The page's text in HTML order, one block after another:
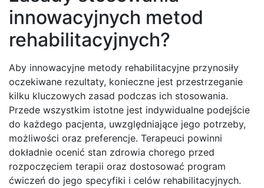
innowacyjnych metod
rehabilitacyjnych?
Aby innowacyjne metody rehabilitacyjne przynosiły
oczekiwane rezultaty, konieczne jest przestrzeganie
kilku kluczowych zasad podczas ich stosowania.
Przede wszystkim istotne jest indywidualne podejście
do każdego pacjenta, uwzględniające jego potrzeby,
możliwości oraz preferencje. Terapeuci powinni
dokładnie ocenić stan zdrowia chorego przed
rozpoczęciem terapii oraz dostosować program
ćwiczeń do jego specyfiki i celów rehabilitacyjnych.